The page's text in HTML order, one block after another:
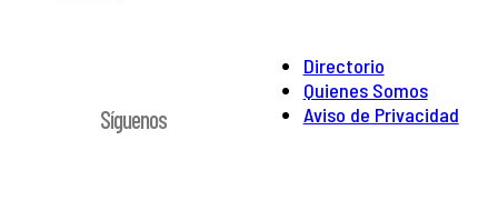
Directorio
Quienes Somos
Aviso de Privacidad
Síguenos